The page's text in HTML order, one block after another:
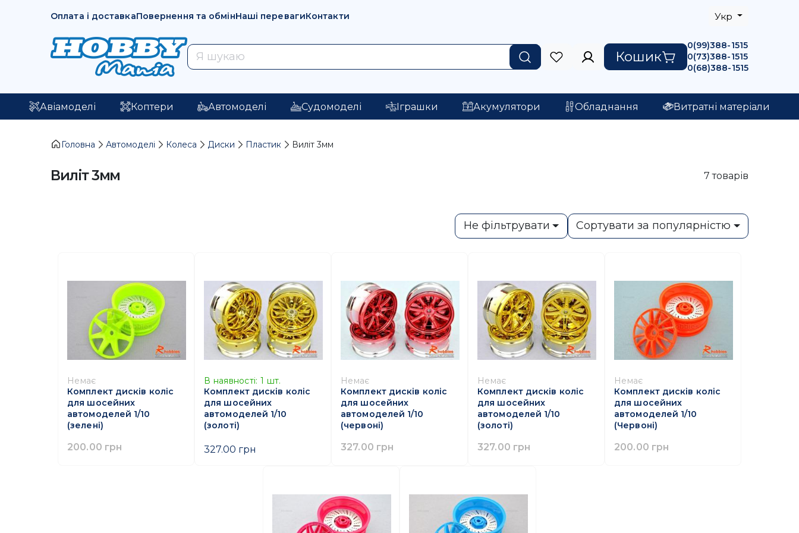
Оплата і доставкаПовернення та обмінНаші перевагиКонтакти Укр
Кошик
0(99)388-1515
0(73)388-1515
0(68)388-1515
Авіамоделі Коптери Автомоделі Судомоделі Іграшки Акумулятори Обладнання Витратні матеріали
Головна Автомоделі Колеса Диски Пластик Виліт 3мм
Виліт 3мм 7 товарів
Не фільтрувати Сортувати за популярністю
Немає
Комплект дисків коліс
для шосейних
автомоделей 1/10
(зелені)
200.00 грн
В наявності: 1 шт.
Комплект дисків коліс
для шосейних
автомоделей 1/10
(золоті)
327.00 грн
Немає
Комплект дисків коліс
для шосейних
автомоделей 1/10
(червоні)
327.00 грн
Немає
Комплект дисків коліс
для шосейних
автомоделей 1/10
(золоті)
327.00 грн
Немає
Комплект дисків коліс
для шосейних
автомоделей 1/10
(Червоні)
200.00 грн